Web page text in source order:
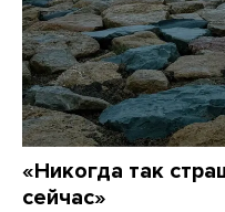
«Никогда так
сейчас»